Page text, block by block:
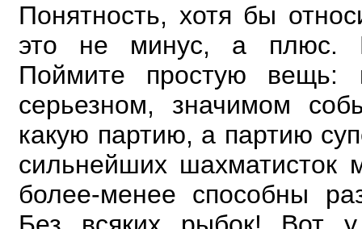
Понятность, хотя бы
это не минус, а плюс.
Поймите простую вещь:
серьезном, значимом
какую партию, а партию
сильнейших
более-менее способны